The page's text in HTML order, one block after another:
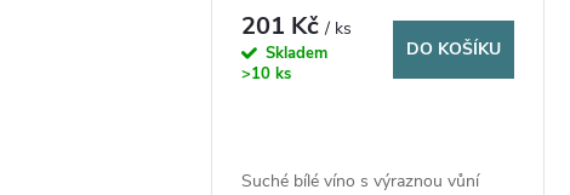
201 Kč/ ks
Skladem
>10 ks
DO KOŠÍKU
Suché bílé víno s výraznou vůní